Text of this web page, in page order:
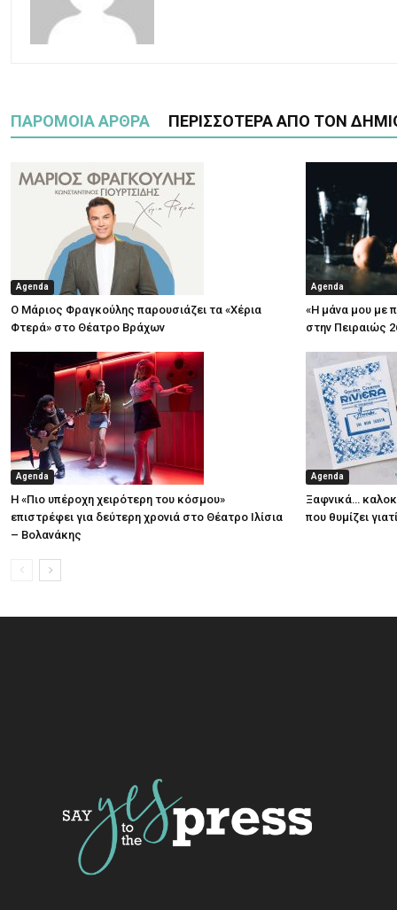
ΠΑΡΟΜΟΙΑ ΑΡΘΡΑ ΠΕΡΙΣΣΟΤΕΡΑ ΑΠΟ ΤΟΝ
Agenda
Ο Μάριος Φραγκούλης παρουσιάζει τα «Χέρια
Φτερά» στο Θέατρο Βράχων
Agenda
«Η μάνα μου με
στην Πειραιώς
Agenda
Η «Πιο υπέροχη χειρότερη του κόσμου»
επιστρέφει για δεύτερη χρονιά στο Θέατρο Ιλίσια
– Βολανάκης
Agenda
Ξαφνικά…
που θυμίζει